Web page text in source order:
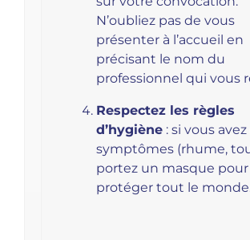
N’oubliez pas de vous
présenter à l’accueil en
précisant le nom du
professionnel qui vous
Respectez les règles
d’hygiène : si vous
symptômes (rhume,
portez un masque pour
protéger tout le